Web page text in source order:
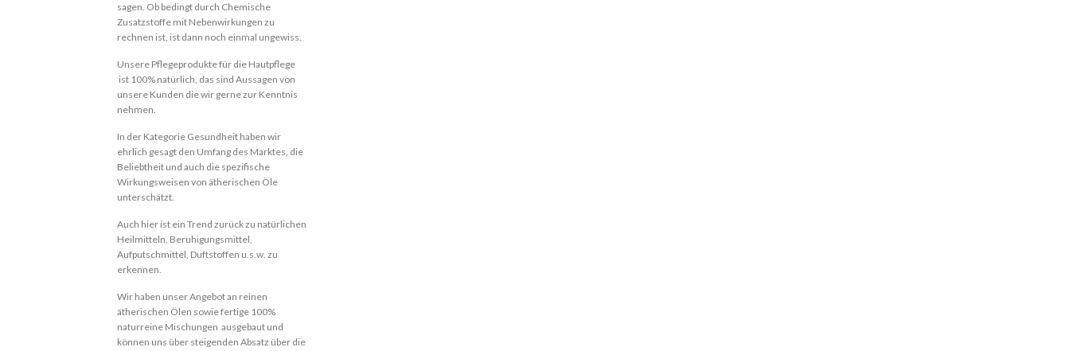
sagen. Ob bedingt durch Chemische
Zusatzstoffe mit Nebenwirkungen zu
rechnen ist, ist dann noch einmal ungewiss.
Unsere Pflegeprodukte für die Hautpflege
ist 100% natürlich, das sind Aussagen von
unsere Kunden die wir gerne zur Kenntnis
nehmen.
In der Kategorie Gesundheit haben wir
ehrlich gesagt den Umfang des Marktes, die
Beliebtheit und auch die spezifische
Wirkungsweisen von ätherischen Öle
unterschätzt.
Auch hier ist ein Trend zurück zu natürlichen
Heilmitteln, Beruhigungsmittel,
Aufputschmittel, Duftstoffen u.s.w. zu
erkennen.
Wir haben unser Angebot an reinen
ätherischen Ölen sowie fertige 100%
naturreine Mischungen ausgebaut und
können uns über steigenden Absatz über die